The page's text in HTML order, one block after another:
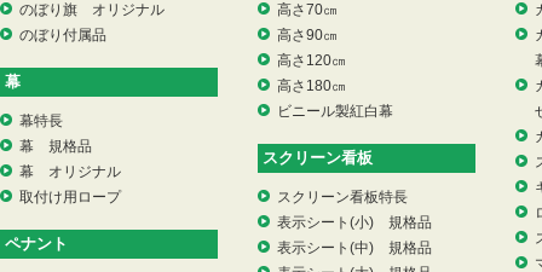
のぼり旗 オリジナル
のぼり付属品
幕
幕特長
幕 規格品
幕 オリジナル
取付け用ロープ
ペナント
高さ70㎝
高さ90㎝
高さ120㎝
高さ180㎝
ビニール製紅白幕
スクリーン看板
スクリーン看板特長
表示シート(小) 規格品
表示シート(中) 規格品